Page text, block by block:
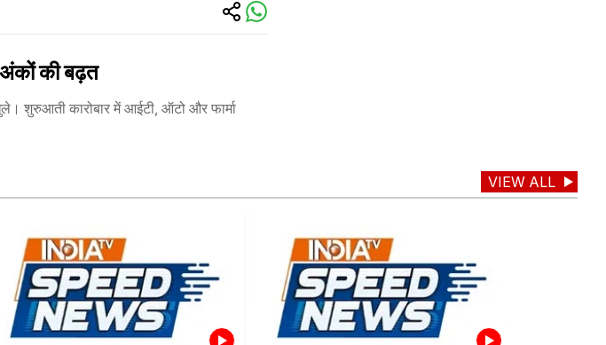
की बढ़त
शुरुआती कारोबार में आईटी, ऑटो और फार्मा
VIEW ALL